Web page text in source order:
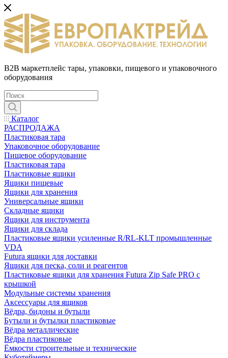
B2B маркетплейс тары, упаковки, пищевого и упаковочного
оборудования
Каталог
РАСПРОДАЖА
Пластиковая тара
Упаковочное оборудование
Пищевое оборудование
Пластиковая тара
Пластиковые ящики
Ящики пищевые
Ящики для хранения
Универсальные ящики
Складные ящики
Ящики для инструмента
Ящики для склада
Пластиковые ящики усиленные R/RL-KLT промышленные
VDA
Futura ящики для доставки
Ящики для песка, соли и реагентов
Пластиковые ящики для хранения Futura Zip Safe PRO с
крышкой
Модульные системы хранения
Аксессуары для ящиков
Вёдра, бидоны и бутыли
Бутыли и бутылки пластиковые
Вёдра металлические
Вёдра пластиковые
Ёмкости строительные и технические